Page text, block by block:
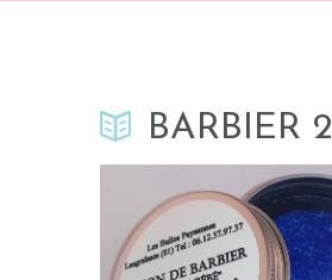
BARBIER 2